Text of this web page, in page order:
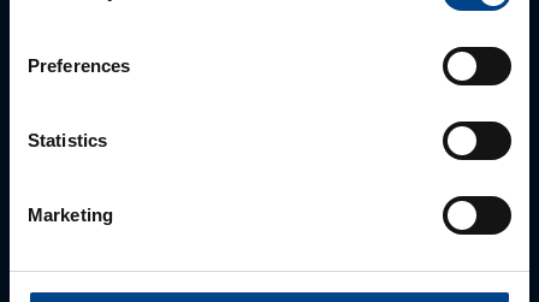
Preferences
Statistics
Marketing
Palun võtke meiega ühendust